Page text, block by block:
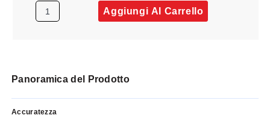
Aggiungi Al Carrello
Panoramica del Prodotto
Accuratezza